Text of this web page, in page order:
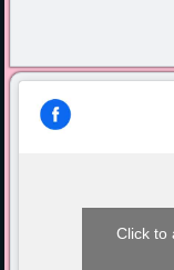
Click to